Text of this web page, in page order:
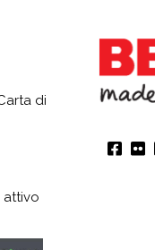
di
attivo